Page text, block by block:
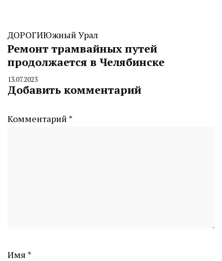
ДОРОГИЮжный Урал
Ремонт трамвайных путей
продолжается в Челябинске
By
CHELINDUSTRY
13.07.2023
Добавить комментарий
Комментарий *
Имя *